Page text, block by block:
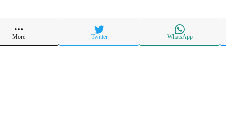
WhatsApp
Twitter
More